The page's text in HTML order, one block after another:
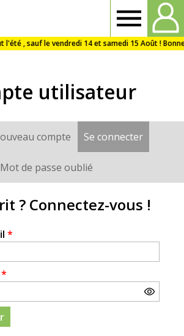
utilisateur
compte Se connecter(onglet
Mot de passe oublié
? Connectez-vous !
*
*